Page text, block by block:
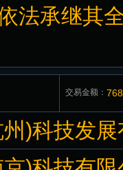
法承继其
交易金额：
)科技发